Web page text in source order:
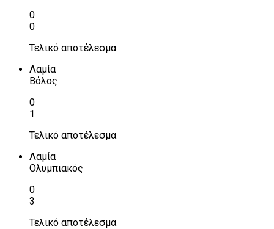
0
0
Τελικό αποτέλεσμα
Λαμία
Βόλος
0
1
Τελικό αποτέλεσμα
Λαμία
Ολυμπιακός
0
3
Τελικό αποτέλεσμα